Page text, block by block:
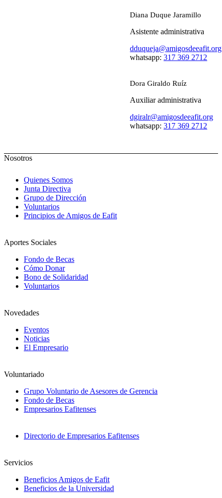
Diana Duque Jaramillo
Asistente administrativa
dduqueja@amigosdeeafit.org
whatsapp:317 369 2712
Dora Giraldo Ruíz
Auxiliar administrativa
dgiralr@amigosdeeafit.org
whatsapp:317 369 2712
Nosotros
Quienes Somos
Junta Directiva
Grupo de Dirección
Voluntarios
Principios de Amigos de Eafit
Aportes Sociales
Fondo de Becas
Cómo Donar
Bono de Solidaridad
Voluntarios
Novedades
Eventos
Noticias
El Empresario
Voluntariado
Grupo Voluntario de Asesores de Gerencia
Fondo de Becas
Empresarios Eafitenses
Directorio de Empresarios Eafitenses
Servicios
Beneficios Amigos de Eafit
Beneficios de la Universidad